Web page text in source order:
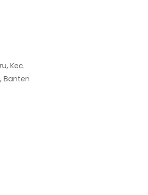
Kec.
Banten